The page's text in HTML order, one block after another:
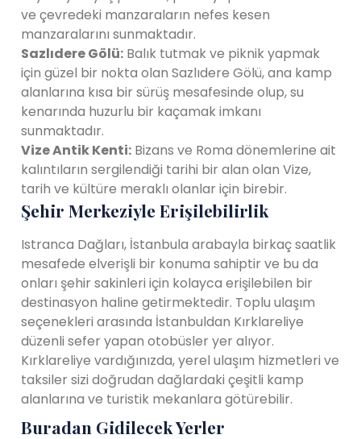
ve çevredeki manzaraların nefes kesen
manzaralarını sunmaktadır.
Sazlıdere Gölü: Balık tutmak ve piknik yapmak
için güzel bir nokta olan Sazlıdere Gölü, ana kamp
alanlarına kısa bir sürüş mesafesinde olup, su
kenarında huzurlu bir kaçamak imkanı
sunmaktadır.
Vize Antik Kenti: Bizans ve Roma dönemlerine ait
kalıntıların sergilendiği tarihi bir alan olan Vize,
tarih ve kültüre meraklı olanlar için birebir.
Şehir Merkeziyle Erişilebilirlik
Istranca Dağları, İstanbula arabayla birkaç saatlik
mesafede elverişli bir konuma sahiptir ve bu da
onları şehir sakinleri için kolayca erişilebilen bir
destinasyon haline getirmektedir. Toplu ulaşım
seçenekleri arasında İstanbuldan Kırklareliye
düzenli sefer yapan otobüsler yer alıyor.
Kırklareliye vardığınızda, yerel ulaşım hizmetleri ve
taksiler sizi doğrudan dağlardaki çeşitli kamp
alanlarına ve turistik mekanlara götürebilir.
Buradan Gidilecek Yerler